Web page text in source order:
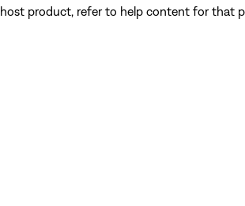
product, refer to help content for that